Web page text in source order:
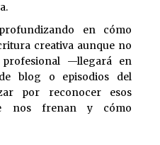
en cómo
creativa aunque no
—llegará en
blog o episodios del
por reconocer esos
nos frenan y cómo